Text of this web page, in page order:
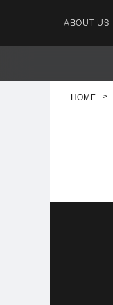
ABOUT US
HOME